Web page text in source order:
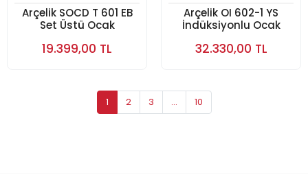
Arçelik SOCD T 601 EB
Set Üstü Ocak
19.399,00 TL
Arçelik OI 602-1 YS
İndüksiyonlu Ocak
32.330,00 TL
1 2 3 ... 10